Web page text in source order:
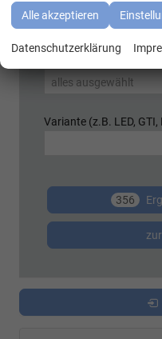
alles ausgewählt
alles ausgewählt
Variante (z.B. LED,
356
Alle akzeptieren
Datenschutzerklärung